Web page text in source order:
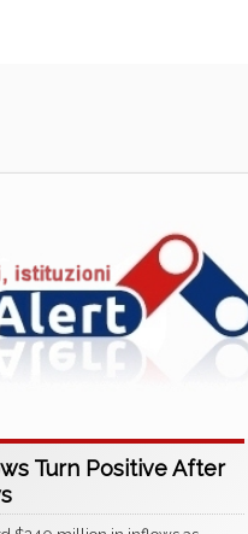
Turn Positive After